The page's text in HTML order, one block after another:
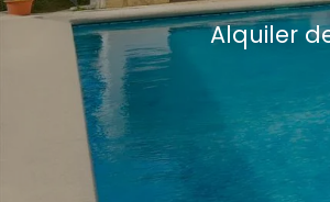
Alquiler